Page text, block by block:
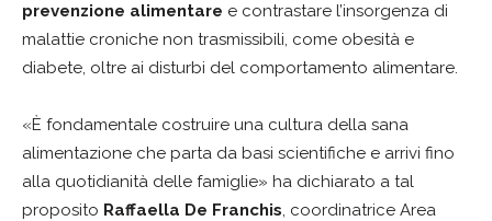
prevenzione alimentare e contrastare l’insorgenza di
malattie croniche non trasmissibili, come obesità e
diabete, oltre ai disturbi del comportamento alimentare.
«È fondamentale costruire una cultura della sana
alimentazione che parta da basi scientifiche e arrivi fino
alla quotidianità delle famiglie» ha dichiarato a tal
proposito Raffaella De Franchis, coordinatrice Area